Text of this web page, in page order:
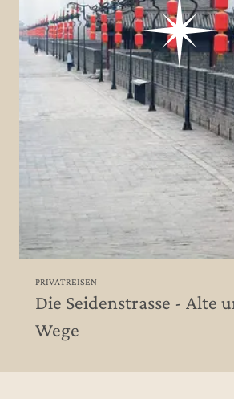
PRIVATREISEN
Die Seidenstrasse - Alte
Wege